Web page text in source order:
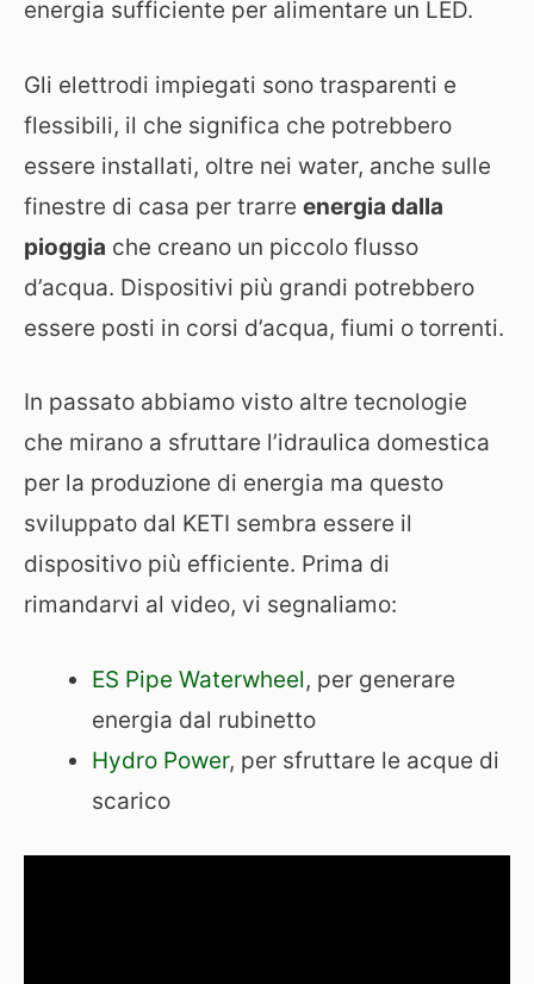
energia sufficiente per alimentare un LED.
Gli elettrodi impiegati sono trasparenti e
flessibili, il che significa che potrebbero
essere installati, oltre nei water, anche sulle
finestre di casa per trarre energia dalla
pioggia che creano un piccolo flusso
d’acqua. Dispositivi più grandi potrebbero
essere posti in corsi d’acqua, fiumi o torrenti.
In passato abbiamo visto altre tecnologie
che mirano a sfruttare l’idraulica domestica
per la produzione di energia ma questo
sviluppato dal KETI sembra essere il
dispositivo più efficiente. Prima di
rimandarvi al video, vi segnaliamo:
ES Pipe Waterwheel, per generare
energia dal rubinetto
Hydro Power, per sfruttare le acque di
scarico